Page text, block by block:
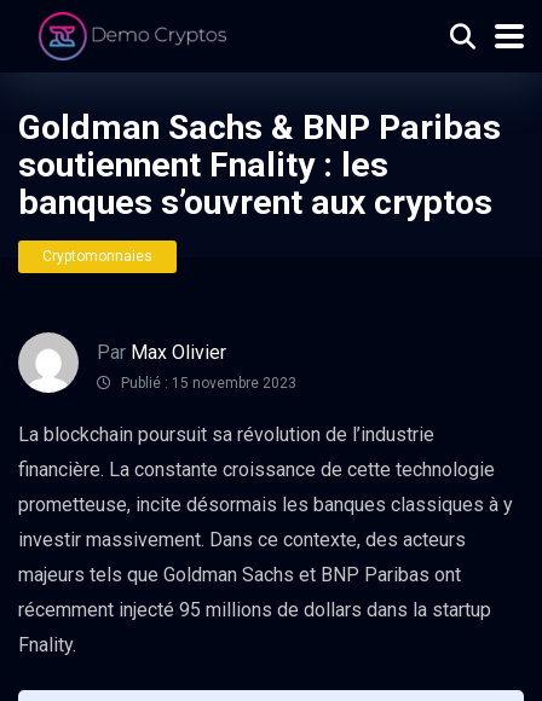
Goldman Sachs & BNP Paribas
soutiennent Fnality : les
banques s’ouvrent aux cryptos
Cryptomonnaies
Par Max Olivier
Publié : 15 novembre 2023
La blockchain poursuit sa révolution de l’industrie
financière. La constante croissance de cette technologie
prometteuse, incite désormais les banques classiques à y
investir massivement. Dans ce contexte, des acteurs
majeurs tels que Goldman Sachs et BNP Paribas ont
récemment injecté 95 millions de dollars dans la startup
Fnality.